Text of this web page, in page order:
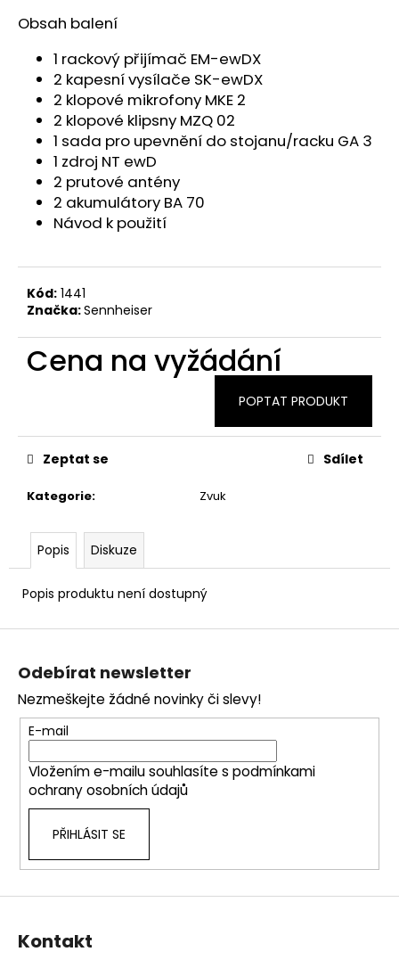
Obsah balení
1 rackový přijímač EM-ewDX
2 kapesní vysílače SK-ewDX
2 klopové mikrofony MKE 2
2 klopové klipsny MZQ 02
1 sada pro upevnění do stojanu/racku GA 3
1 zdroj NT ewD
2 prutové antény
2 akumulátory BA 70
Návod k použití
Kód: 1441
Značka:Sennheiser
Cena na vyžádání
POPTAT PRODUKT
Kategorie: Zvuk
Zeptat se Sdílet
Popis Diskuze
Popis produktu není dostupný
Z
Odebírat newsletter
Nezmeškejte žádné novinky či slevy!
E-mail
Vložením e-mailu souhlasíte s podmínkami
ochrany osobních údajů
PŘIHLÁSIT SE
Kontakt